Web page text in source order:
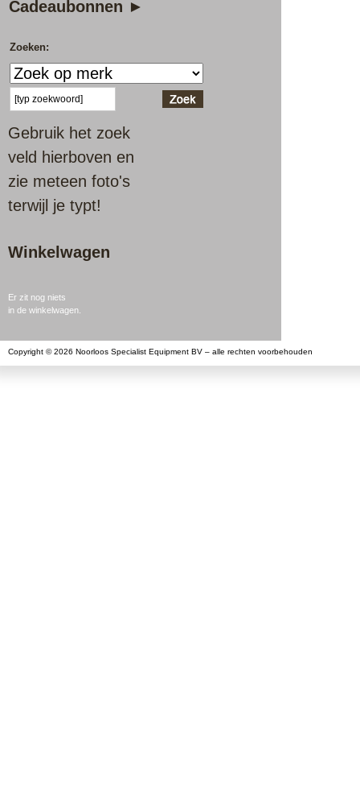
Cadeaubonnen ►
Zoeken:
Gebruik het zoek
veld hierboven en
zie meteen foto's
terwijl je typt!
Winkelwagen
Er zit nog niets
in de winkelwagen.
Copyright © 2026 Noorloos Specialist Equipment BV – alle rechten voorbehouden